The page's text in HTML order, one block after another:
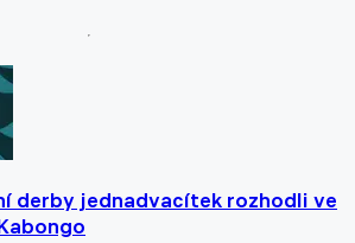
derby jednadvacítek rozhodli ve